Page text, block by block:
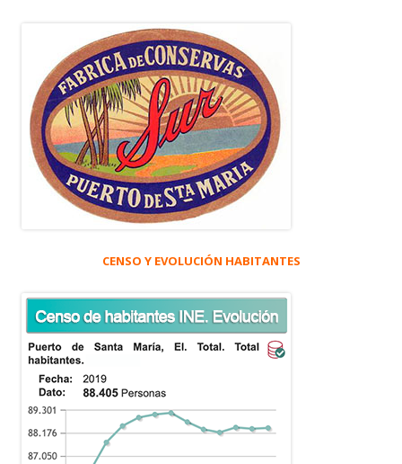
CENSO Y EVOLUCIÓN HABITANTES